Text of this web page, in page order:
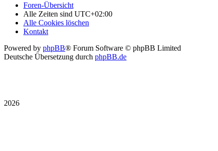
Foren-Übersicht
Alle Zeiten sind UTC+02:00
Alle Cookies löschen
Kontakt
Powered by phpBB® Forum Software © phpBB Limited
Deutsche Übersetzung durch phpBB.de
2026